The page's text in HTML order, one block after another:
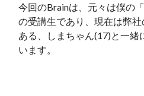
今回のBrainは、元々は僕の
の受講生であり、現在は弊
ある、しまちゃん(17)と一緒
います。